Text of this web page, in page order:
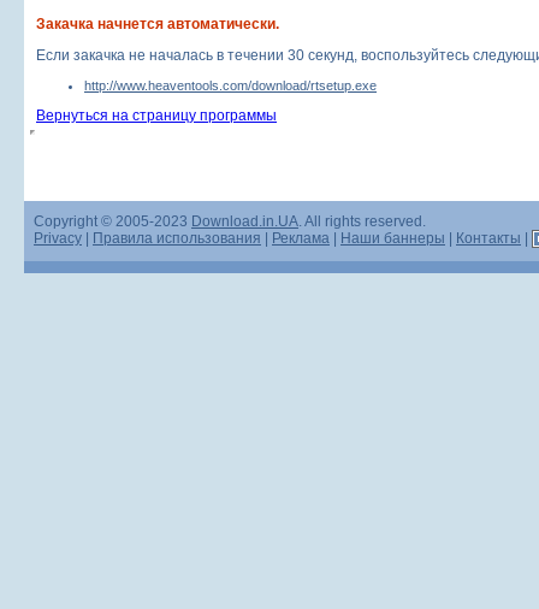
Закачка начнется автоматически.
Если закачка не началась в течении 30 секунд, воспользуйтесь
http://www.heaventools.com/download/rtsetup.exe
Вернуться на страницу программы
Copyright © 2005-2023 Download.in.UA. All rights reserved.
Privacy
Правила использования Реклама Наши баннеры Контакты